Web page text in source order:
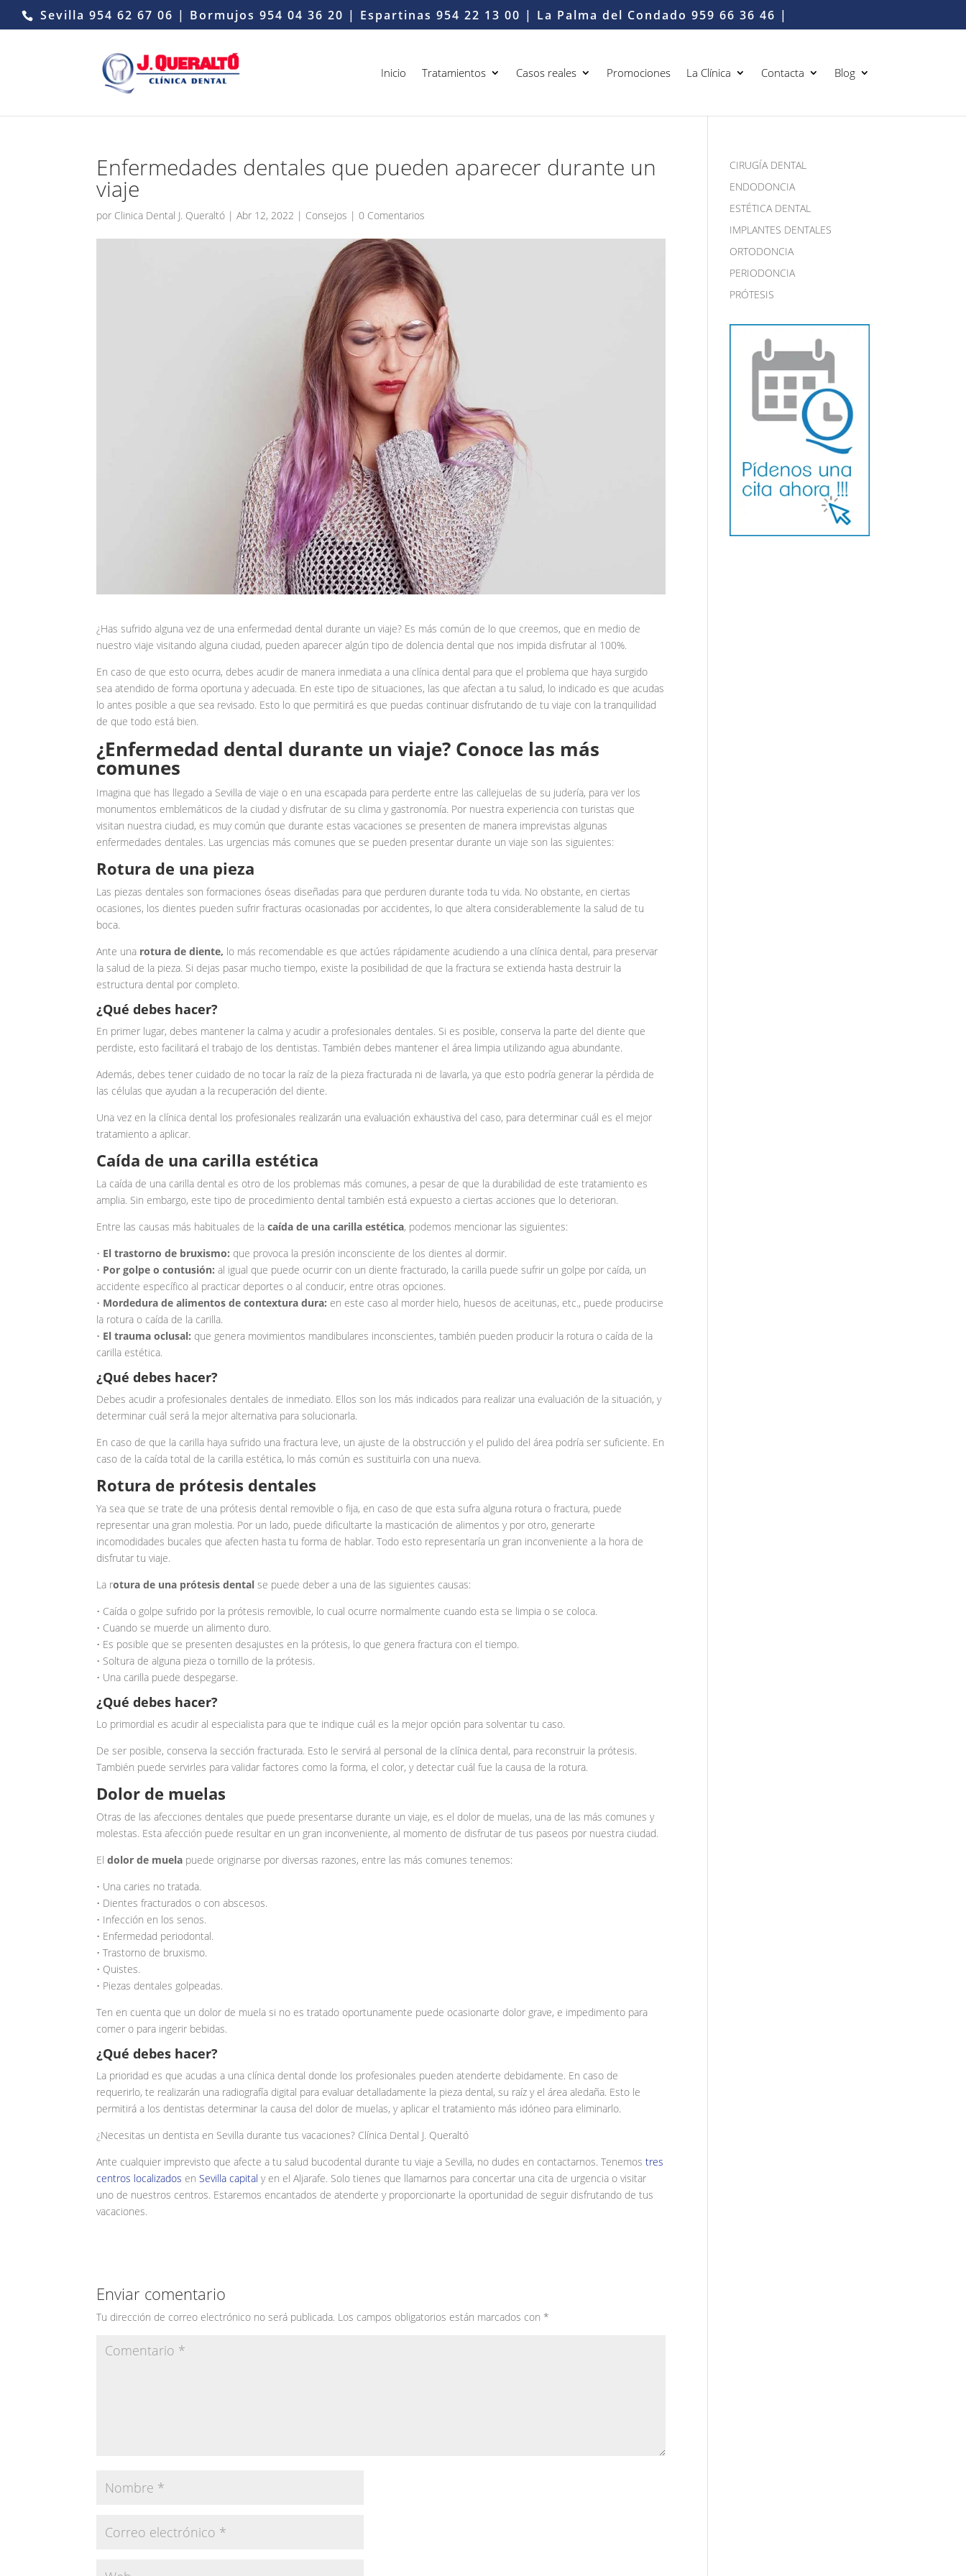
Sevilla 954 62 67 06 | Bormujos 954 04 36 20 | Espartinas 954 22 13 00 | La Palma del Condado 959 66 36 46 |
Inicio Tratamientos Casos reales Promociones La Clínica Contacta Blog
Enfermedades dentales que pueden aparecer durante un
viaje
por Clinica Dental J. Queraltó |Abr 12, 2022 | Consejos |0 Comentarios
¿Has sufrido alguna vez de una enfermedad dental durante un viaje? Es más común de lo que creemos, que en medio de
nuestro viaje visitando alguna ciudad, pueden aparecer algún tipo de dolencia dental que nos impida disfrutar al 100%.
En caso de que esto ocurra, debes acudir de manera inmediata a una clínica dental para que el problema que haya surgido
sea atendido de forma oportuna y adecuada. En este tipo de situaciones, las que afectan a tu salud, lo indicado es que acudas
lo antes posible a que sea revisado. Esto lo que permitirá es que puedas continuar disfrutando de tu viaje con la tranquilidad
de que todo está bien.
¿Enfermedad dental durante un viaje? Conoce las más
comunes
Imagina que has llegado a Sevilla de viaje o en una escapada para perderte entre las callejuelas de su judería, para ver los
monumentos emblemáticos de la ciudad y disfrutar de su clima y gastronomía. Por nuestra experiencia con turistas que
visitan nuestra ciudad, es muy común que durante estas vacaciones se presenten de manera imprevistas algunas
enfermedades dentales. Las urgencias más comunes que se pueden presentar durante un viaje son las siguientes:
Rotura de una pieza
Las piezas dentales son formaciones óseas diseñadas para que perduren durante toda tu vida. No obstante, en ciertas
ocasiones, los dientes pueden sufrir fracturas ocasionadas por accidentes, lo que altera considerablemente la salud de tu
boca.
Ante una rotura de diente, lo más recomendable es que actúes rápidamente acudiendo a una clínica dental, para preservar
la salud de la pieza. Si dejas pasar mucho tiempo, existe la posibilidad de que la fractura se extienda hasta destruir la
estructura dental por completo.
¿Qué debes hacer?
En primer lugar, debes mantener la calma y acudir a profesionales dentales. Si es posible, conserva la parte del diente que
perdiste, esto facilitará el trabajo de los dentistas. También debes mantener el área limpia utilizando agua abundante.
Además, debes tener cuidado de no tocar la raíz de la pieza fracturada ni de lavarla, ya que esto podría generar la pérdida de
las células que ayudan a la recuperación del diente.
Una vez en la clínica dental los profesionales realizarán una evaluación exhaustiva del caso, para determinar cuál es el mejor
tratamiento a aplicar.
Caída de una carilla estética
La caída de una carilla dental es otro de los problemas más comunes, a pesar de que la durabilidad de este tratamiento es
amplia. Sin embargo, este tipo de procedimiento dental también está expuesto a ciertas acciones que lo deterioran.
Entre las causas más habituales de lacaída de una carilla estética, podemos mencionar las siguientes:
• El trastorno de bruxismo: que provoca la presión inconsciente de los dientes al dormir.
• Por golpe o contusión: al igual que puede ocurrir con un diente fracturado, la carilla puede sufrir un golpe por caída, un
accidente específico al practicar deportes o al conducir, entre otras opciones.
• Mordedura de alimentos de contextura dura: en este caso al morder hielo, huesos de aceitunas, etc., puede producirse
la rotura o caída de la carilla.
• El trauma oclusal: que genera movimientos mandibulares inconscientes, también pueden producir la rotura o caída de la
carilla estética.
¿Qué debes hacer?
Debes acudir a profesionales dentales de inmediato. Ellos son los más indicados para realizar una evaluación de la situación, y
determinar cuál será la mejor alternativa para solucionarla.
En caso de que la carilla haya sufrido una fractura leve, un ajuste de la obstrucción y el pulido del área podría ser suficiente. En
caso de la caída total de la carilla estética, lo más común es sustituirla con una nueva.
Rotura de prótesis dentales
Ya sea que se trate de una prótesis dental removible o fija, en caso de que esta sufra alguna rotura o fractura, puede
representar una gran molestia. Por un lado, puede dificultarte la masticación de alimentos y por otro, generarte
incomodidades bucales que afecten hasta tu forma de hablar. Todo esto representaría un gran inconveniente a la hora de
disfrutar tu viaje.
La rotura de una prótesis dental se puede deber a una de las siguientes causas:
• Caída o golpe sufrido por la prótesis removible, lo cual ocurre normalmente cuando esta se limpia o se coloca.
• Cuando se muerde un alimento duro.
• Es posible que se presenten desajustes en la prótesis, lo que genera fractura con el tiempo.
• Soltura de alguna pieza o tornillo de la prótesis.
• Una carilla puede despegarse.
¿Qué debes hacer?
Lo primordial es acudir al especialista para que te indique cuál es la mejor opción para solventar tu caso.
De ser posible, conserva la sección fracturada. Esto le servirá al personal de la clínica dental, para reconstruir la prótesis.
También puede servirles para validar factores como la forma, el color, y detectar cuál fue la causa de la rotura.
Dolor de muelas
Otras de las afecciones dentales que puede presentarse durante un viaje, es el dolor de muelas, una de las más comunes y
molestas. Esta afección puede resultar en un gran inconveniente, al momento de disfrutar de tus paseos por nuestra ciudad.
Eldolor de muela puede originarse por diversas razones, entre las más comunes tenemos:
• Una caries no tratada.
• Dientes fracturados o con abscesos.
• Infección en los senos.
• Enfermedad periodontal.
• Trastorno de bruxismo.
• Quistes.
• Piezas dentales golpeadas.
Ten en cuenta que un dolor de muela si no es tratado oportunamente puede ocasionarte dolor grave, e impedimento para
comer o para ingerir bebidas.
¿Qué debes hacer?
La prioridad es que acudas a una clínica dental donde los profesionales pueden atenderte debidamente. En caso de
requerirlo, te realizarán una radiografía digital para evaluar detalladamente la pieza dental, su raíz y el área aledaña. Esto le
permitirá a los dentistas determinar la causa del dolor de muelas, y aplicar el tratamiento más idóneo para eliminarlo.
¿Necesitas un dentista en Sevilla durante tus vacaciones? Clínica Dental J. Queraltó
Ante cualquier imprevisto que afecte a tu salud bucodental durante tu viaje a Sevilla, no dudes en contactarnos. Tenemostres
centros localizados en Sevilla capital y en el Aljarafe. Solo tienes que llamarnos para concertar una cita de urgencia o visitar
uno de nuestros centros. Estaremos encantados de atenderte y proporcionarte la oportunidad de seguir disfrutando de tus
vacaciones.
Enviar comentario
Tu dirección de correo electrónico no será publicada. Los campos obligatorios están marcados con*
CIRUGÍA DENTAL
ENDODONCIA
ESTÉTICA DENTAL
IMPLANTES DENTALES
ORTODONCIA
PERIODONCIA
PRÓTESIS